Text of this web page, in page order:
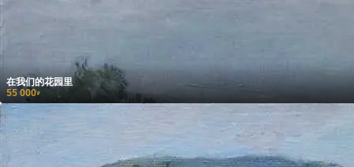
在我们的花园里
55 000₽